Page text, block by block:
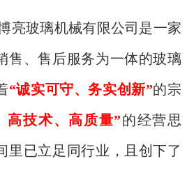
玻璃机械有限公司是一家
售、售后服务为一体的玻璃
“诚实可守、务实创新”的宗
高技术、高质量” 的经营思
里已立足同行业，且创下了